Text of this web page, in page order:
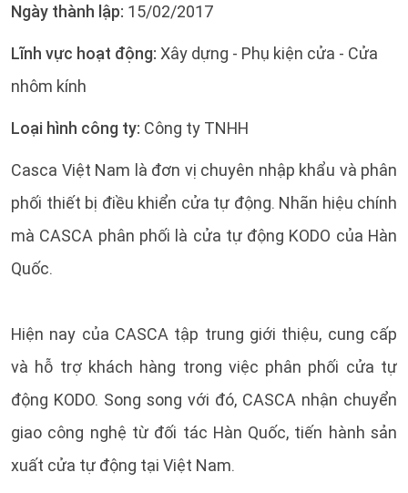
Ngày thành lập: 15/02/2017
Lĩnh vực hoạt động: Xây dựng - Phụ kiện cửa - Cửa
nhôm kính
Loại hình công ty: Công ty TNHH
Casca Việt Nam là đơn vị chuyên nhập khẩu và phân
phối thiết bị điều khiển cửa tự động. Nhãn hiệu chính
mà CASCA phân phối là cửa tự động KODO của Hàn
Quốc.
Hiện nay của CASCA tập trung giới thiệu, cung cấp
và hỗ trợ khách hàng trong việc phân phối cửa tự
động KODO. Song song với đó, CASCA nhận chuyển
giao công nghệ từ đối tác Hàn Quốc, tiến hành sản
xuất cửa tự động tại Việt Nam.